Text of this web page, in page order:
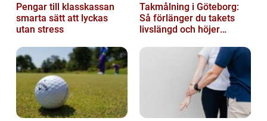
Pengar till klasskassan
smarta sätt att lyckas
utan stress
Takmålning i Göteborg:
Så förlänger du takets
livslängd och höjer